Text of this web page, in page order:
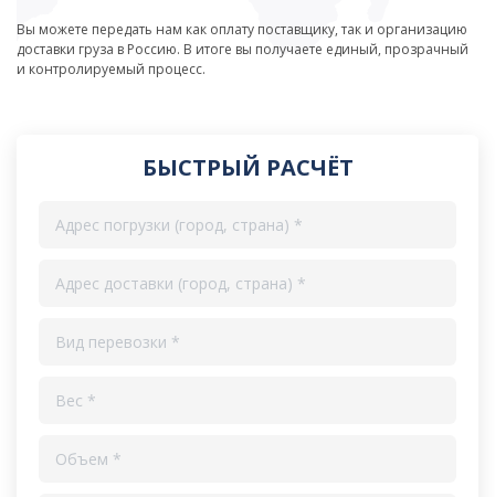
Вы можете передать нам как оплату поставщику, так и организацию
доставки груза в Россию. В итоге вы получаете единый, прозрачный
и контролируемый процесс.
БЫСТРЫЙ РАСЧЁТ